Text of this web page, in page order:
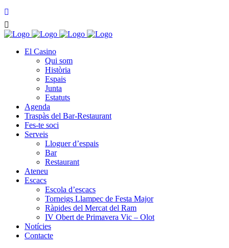
El Casino
Qui som
Història
Espais
Junta
Estatuts
Agenda
Traspàs del Bar-Restaurant
Fes-te soci
Serveis
Lloguer d’espais
Bar
Restaurant
Ateneu
Escacs
Escola d’escacs
Torneigs Llampec de Festa Major
Ràpides del Mercat del Ram
IV Obert de Primavera Vic – Olot
Notícies
Contacte